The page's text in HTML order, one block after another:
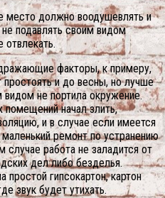
место должно воодушевлять и
не подавлять своим видом
отвлекать.
факторы, к примеру,
и до весны, но лучше
не портила окружение.
начал злить,
и в случае если имеется
ремонт по устранению
случае работа не заладится от
дел либо безделья.
гипсокартон, картон
звук будет утихать.